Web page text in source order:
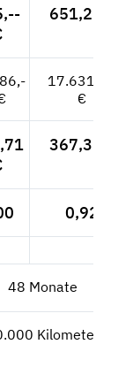
651,26 €
17.631,26
€
367,32 €
0,92
48 Monate
Kilometer